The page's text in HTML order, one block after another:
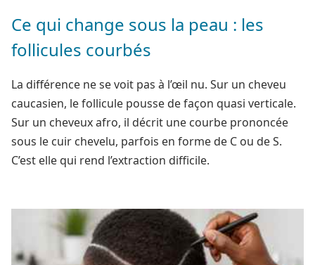
Ce qui change sous la peau : les
follicules courbés
La différence ne se voit pas à l’œil nu. Sur un cheveu
caucasien, le follicule pousse de façon quasi verticale.
Sur un cheveux afro, il décrit une courbe prononcée
sous le cuir chevelu, parfois en forme de C ou de S.
C’est elle qui rend l’extraction difficile.